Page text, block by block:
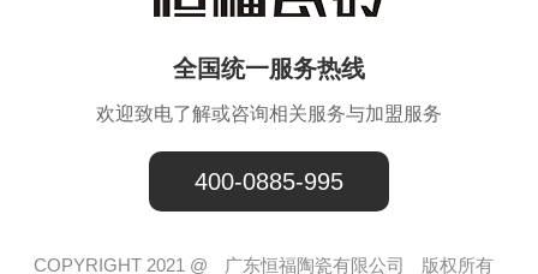
全国统一服务热线
欢迎致电了解或咨询相关服务与加盟服务
400-0885-995
COPYRIGHT 2021 @ 广东恒福陶瓷有限公司 版权所有